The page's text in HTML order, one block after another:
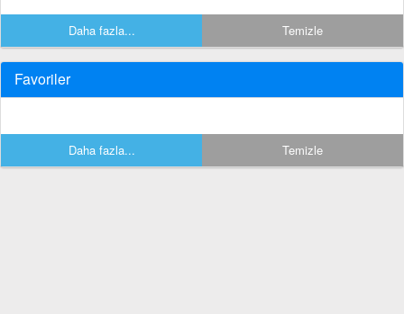
Daha fazla... Temizle
Favoriler
Daha fazla... Temizle